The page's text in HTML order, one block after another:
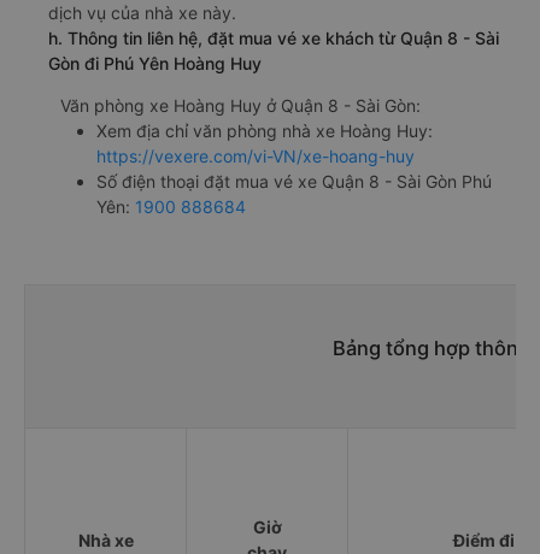
dịch vụ của nhà xe này.
h. Thông tin liên hệ, đặt mua vé xe khách từ Quận 8 - Sài
Gòn đi Phú Yên Hoàng Huy
Văn phòng xe Hoàng Huy ở Quận 8 - Sài Gòn:
Xem địa chỉ văn phòng nhà xe Hoàng Huy:
https://vexere.com/vi-VN/xe-hoang-huy
Số điện thoại đặt mua vé xe Quận 8 - Sài Gòn Phú
Yên: 1900 888684
Bảng tổng hợp thông
Nhà xe
Giờ
Điểm đi